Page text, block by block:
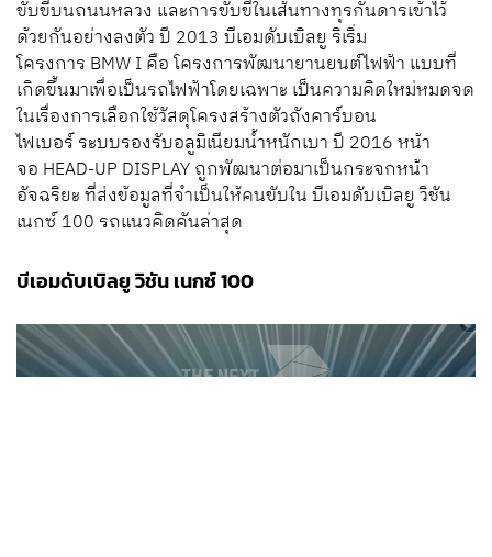
ขับขี่บนถนนหลวง และการขับขี่ในเส้นทางทุรกันดารเข้าไว้
ด้วยกันอย่างลงตัว ปี 2013 บีเอมดับเบิลยู ริเริ่ม
โครงการ BMW I คือ โครงการพัฒนายานยนต์ไฟฟ้า แบบที่
เกิดขึ้นมาเพื่อเป็นรถไฟฟ้าโดยเฉพาะ เป็นความคิดใหม่หมดจด
ในเรื่องการเลือกใช้วัสดุโครงสร้างตัวถังคาร์บอน
ไฟเบอร์ ระบบรองรับอลูมิเนียมน้ำหนักเบา ปี 2016 หน้า
จอ HEAD-UP DISPLAY ถูกพัฒนาต่อมาเป็นกระจกหน้า
อัจฉริยะ ที่ส่งข้อมูลที่จำเป็นให้คนขับใน บีเอมดับเบิลยู วิชัน
เนกซ์ 100 รถแนวคิดคันล่าสุด
บีเอมดับเบิลยู วิชัน เนกซ์ 100